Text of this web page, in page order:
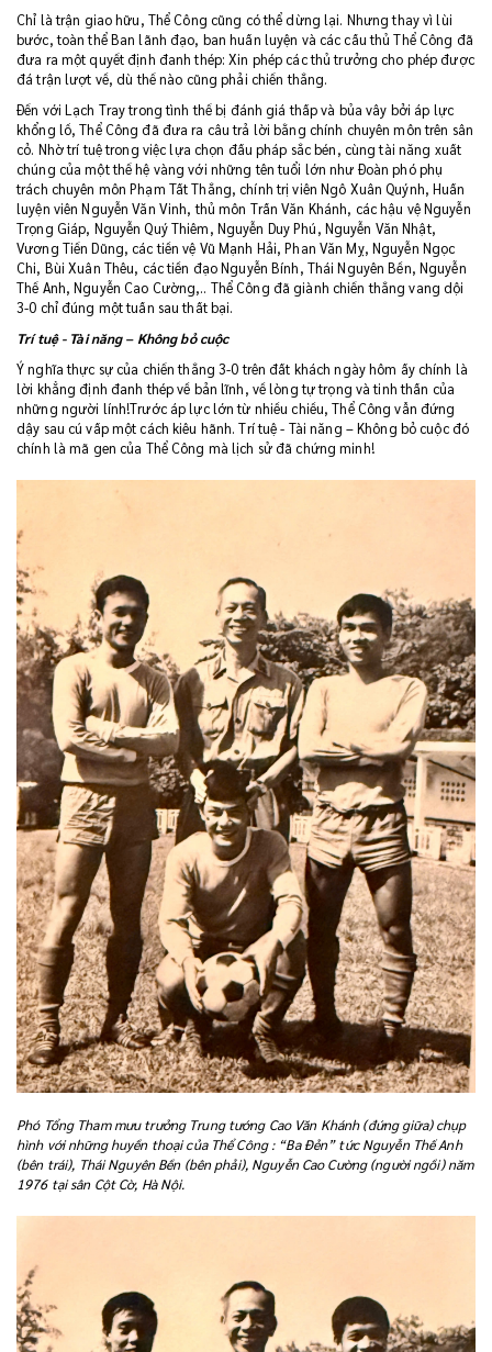
Chỉ là trận giao hữu, Thể Công cũng có thể dừng lại. Nhưng thay vì lùi
bước, toàn thể Ban lãnh đạo, ban huấn luyện và các cầu thủ Thể Công đã
đưa ra một quyết định đanh thép: Xin phép các thủ trưởng cho phép được
đá trận lượt về, dù thế nào cũng phải chiến thắng.
Đến với Lạch Tray trong tình thế bị đánh giá thấp và bủa vây bởi áp lực
khổng lồ, Thể Công đã đưa ra câu trả lời bằng chính chuyên môn trên sân
cỏ. Nhờ trí tuệ trong việc lựa chọn đấu pháp sắc bén, cùng tài năng xuất
chúng của một thế hệ vàng với những tên tuổi lớn như Đoàn phó phụ
trách chuyên môn Phạm Tất Thắng, chính trị viên Ngô Xuân Quýnh, Huấn
luyện viên Nguyễn Văn Vinh, thủ môn Trần Văn Khánh, các hậu vệ Nguyễn
Trọng Giáp, Nguyễn Quý Thiêm, Nguyễn Duy Phú, Nguyễn Văn Nhật,
Vương Tiến Dũng, các tiền vệ Vũ Mạnh Hải, Phan Văn Mỵ, Nguyễn Ngọc
Chi, Bùi Xuân Thêu, các tiền đạo Nguyễn Bính, Thái Nguyên Bền, Nguyễn
Thế Anh, Nguyễn Cao Cường,.. Thể Công đã giành chiến thắng vang dội
3-0 chỉ đúng một tuần sau thất bại.
Trí tuệ - Tài năng – Không bỏ cuộc
Ý nghĩa thực sự của chiến thắng 3-0 trên đất khách ngày hôm ấy chính là
lời khẳng định đanh thép về bản lĩnh, về lòng tự trọng và tinh thần của
những người lính!Trước áp lực lớn từ nhiều chiều, Thể Công vẫn đứng
dậy sau cú vấp một cách kiêu hãnh. Trí tuệ - Tài năng – Không bỏ cuộc đó
chính là mã gen của Thể Công mà lịch sử đã chứng minh!
Phó Tổng Tham mưu trưởng Trung tướng Cao Văn Khánh (đứng giữa) chụp
hình với những huyền thoại của Thể Công : “Ba Đẻn” tức Nguyễn Thế Anh
(bên trái), Thái Nguyên Bền (bên phải), Nguyễn Cao Cường (người ngồi) năm
1976 tại sân Cột Cờ, Hà Nội.